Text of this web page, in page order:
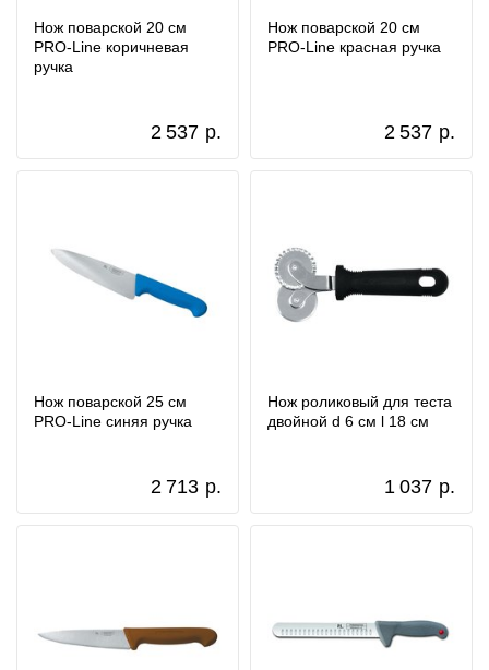
Нож поварской 20 см
PRO-Line коричневая
ручка
2 537 р.
Нож поварской 20 см
PRO-Line красная ручка
2 537 р.
Нож поварской 25 см
PRO-Line синяя ручка
2 713 р.
Нож роликовый для теста
двойной d 6 см l 18 см
1 037 р.